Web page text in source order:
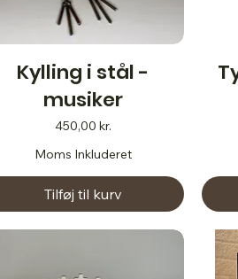
Kylling i stål -
musiker
Pris
450,00 kr.
Moms Inkluderet
Tilføj til kurv